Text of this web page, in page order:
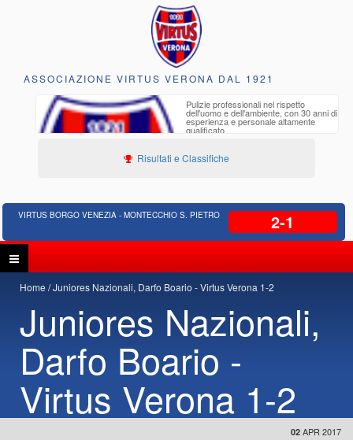
ASSOCIAZIONE VIRTUS VERONA DAL 1921
Pulizie professionali nel rispetto
dell'uomo e dell'ambiente, con 30 anni di
esperienza e personale altamente
qualificato
Risultati e Classifiche
VIRTUS BORGO VENEZIA - MONTECCHIO S. PIETRO 2-1
Home Juniores Nazionali, Darfo Boario - Virtus Verona 1-2
Juniores Nazionali,
Darfo Boario -
Virtus Verona 1-2
02 APR 2017